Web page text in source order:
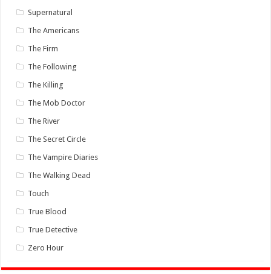
Supernatural
The Americans
The Firm
The Following
The Killing
The Mob Doctor
The River
The Secret Circle
The Vampire Diaries
The Walking Dead
Touch
True Blood
True Detective
Zero Hour